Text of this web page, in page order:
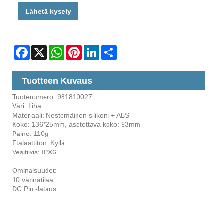
Lähetä kysely
Facebook
X WhatsAppPinterestLinkedIn
Tuotteen Kuvaus
Tuotenumero: 981810027
Väri: Liha
Materiaali: Nestemäinen silikoni + ABS
Koko: 136*25mm, asetettava koko: 93mm
Paino: 110g
Ftalaattiton: Kyllä
Vesitiivis: IPX6
Ominaisuudet:
10 värinätilaa
DC Pin -lataus